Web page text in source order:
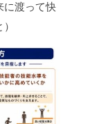
に渡って快